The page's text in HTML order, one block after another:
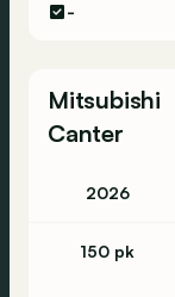
-
Mitsubishi
Canter
2026
150 pk